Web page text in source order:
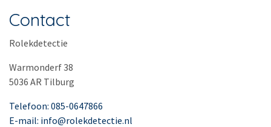
Contact
Rolekdetectie
Warmonderf 38
5036 AR Tilburg
Telefoon: 085-0647866
E-mail: info@rolekdetectie.nl